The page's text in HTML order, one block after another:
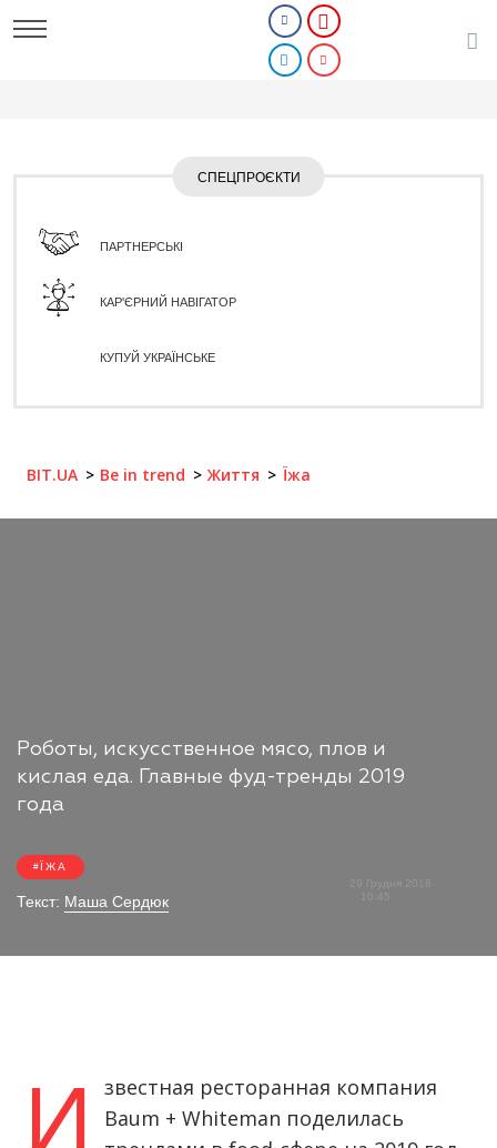
СПЕЦПРОЄКТИ
ПАРТНЕРСЬКІ
КАР'ЄРНИЙ НАВІГАТОР
КУПУЙ УКРАЇНСЬКЕ
BIT.UA Be in trend Життя Їжа
Роботы, искусственное мясо, плов и
кислая еда. Главные фуд-тренды 2019
года
ЇЖА
Текст: Маша Сердюк
29 Грудня 2018
И
звестная ресторанная компания
Baum + Whiteman поделилась